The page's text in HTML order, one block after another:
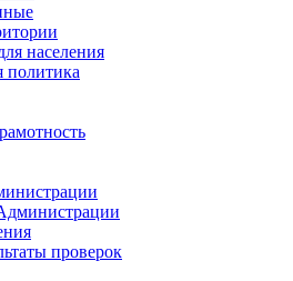
населения
политика
проверок